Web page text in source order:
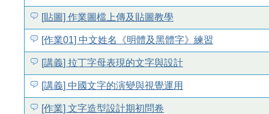
[貼圖] 作業圖檔上傳及貼圖教學
[作業01] 中文姓名《明體及黑體字》練習
[講義] 拉丁字母表現的文字與設計
[講義] 中國文字的演變與視覺運用
[作業] 文字造型設計期初問卷